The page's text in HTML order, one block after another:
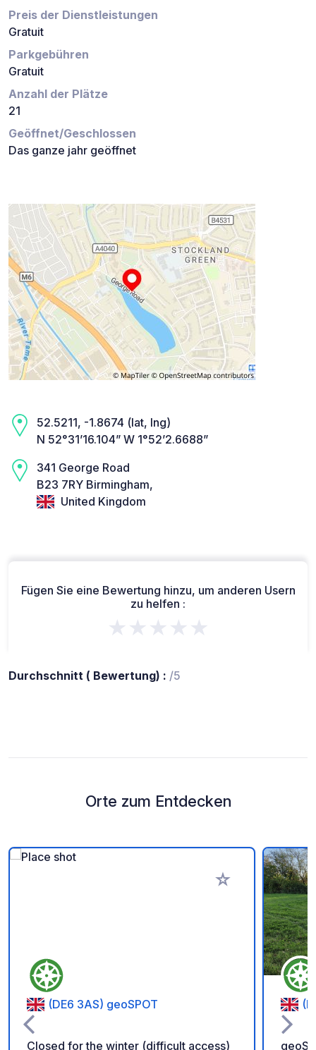
Preis der Dienstleistungen
Gratuit
Parkgebühren
Gratuit
Anzahl der Plätze
21
Geöffnet/Geschlossen
Das ganze jahr geöffnet
52.5211, -1.8674 (lat, lng)
N 52°31’16.104” W 1°52’2.6688”
341 George Road
B23 7RY Birmingham,
United Kingdom
Fügen Sie eine Bewertung hinzu, um anderen Usern
zu helfen :
★★★★★
Durchschnitt ( Bewertung) : /5
Orte zum Entdecken
Zu Ihren Favoriten
(DE6 3AS) geoSPOT
Closed for the winter (difficult access)